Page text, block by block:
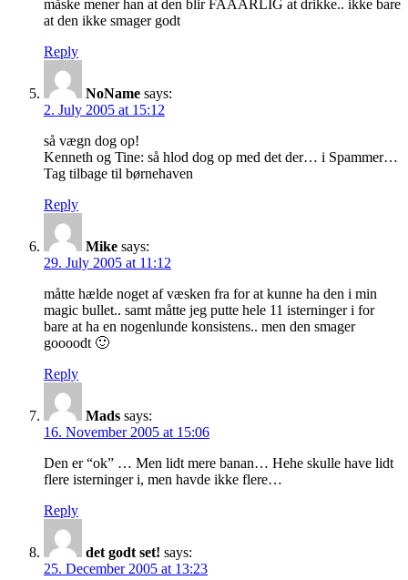
måske mener han at den blir FAAARLIG at drikke.. ikke bare
at den ikke smager godt
Reply
NoName says:
2. July 2005 at 15:12
så vægn dog op!
Kenneth og Tine: så hlod dog op med det der… i Spammer…
Tag tilbage til børnehaven
Reply
Mike says:
29. July 2005 at 11:12
måtte hælde noget af væsken fra for at kunne ha den i min
magic bullet.. samt måtte jeg putte hele 11 isterninger i for
bare at ha en nogenlunde konsistens.. men den smager
goooodt 🙂
Reply
Mads says:
16. November 2005 at 15:06
Den er “ok” … Men lidt mere banan… Hehe skulle have lidt
flere isterninger i, men havde ikke flere…
Reply
det godt set! says:
25. December 2005 at 13:23